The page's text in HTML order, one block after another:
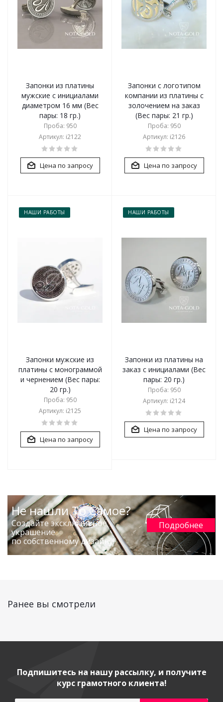
Запонки из платины
мужские с инициалами
диаметром 16 мм (Вес
пары: 18 гр.)
Проба: 950
Артикул: i2122
Цена по запросу
Запонки с логотипом
компании из платины с
золочением на заказ
(Вес пары: 21 гр.)
Проба: 950
Артикул: i2126
Цена по запросу
НАШИ РАБОТЫ
Запонки мужские из
платины с монограммой
и чернением (Вес пары:
20 гр.)
Проба: 950
Артикул: i2125
Цена по запросу
НАШИ РАБОТЫ
Запонки из платины на
заказ с инициалами (Вес
пары: 20 гр.)
Проба: 950
Артикул: i2124
Цена по запросу
Не нашли То Самое?
Создайте эксклюзивное
украшение
по собственному дизайну!
Подробнее
Ранее вы смотрели
Подпишитесь на нашу рассылку, и получите
курс грамотного клиента!